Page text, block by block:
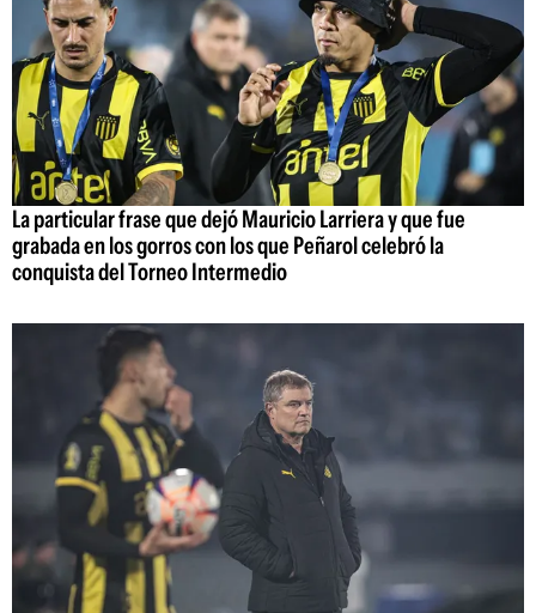
La particular frase que dejó Mauricio Larriera y que fue
grabada en los gorros con los que Peñarol celebró la
conquista del Torneo Intermedio